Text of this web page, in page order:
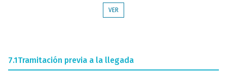
VER
7.1Tramitación previa a la llegada